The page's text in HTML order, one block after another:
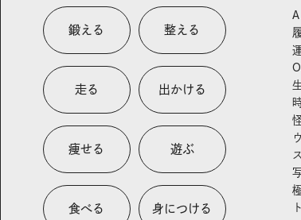
鍛える 整える
走る 出かける
痩せる 遊ぶ
食べる 身につける